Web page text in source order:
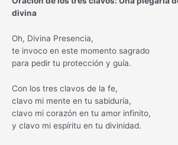
divina
Oh, Divina Presencia,
te invoco en este momento sagrado
para pedir tu protección y guía.
Con los tres clavos de la fe,
clavo mi mente en tu sabiduría,
clavo mi corazón en tu amor infinito,
y clavo mi espíritu en tu divinidad.